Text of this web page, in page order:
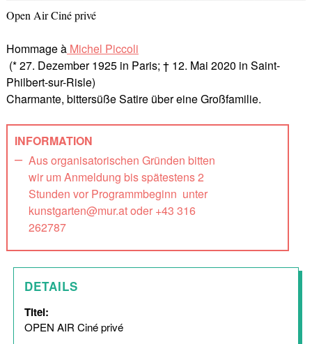
Open Air Ciné privé
Hommage àMichel Piccoli
(* 27. Dezember 1925 in Paris; † 12. Mai 2020 in Saint-
Philbert-sur-Risle)
Charmante, bittersüße Satire über eine Großfamilie.
INFORMATION
Aus organisatorischen Gründen bitten
wir um Anmeldung bis spätestens 2
Stunden vor Programmbeginn unter
kunstgarten@mur.at oder +43 316
262787
DETAILS
Titel:
OPEN AIR Ciné privé